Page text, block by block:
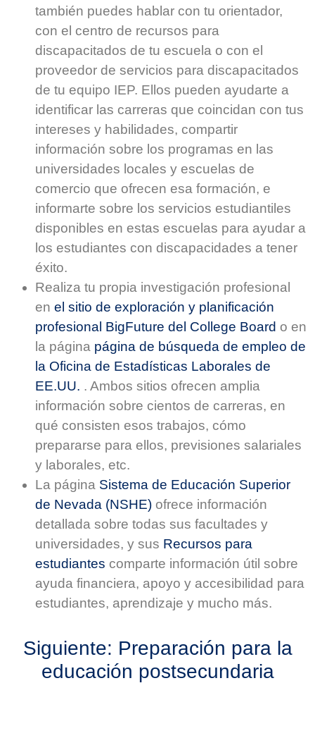
también puedes hablar con tu orientador,
con el centro de recursos para
discapacitados de tu escuela o con el
proveedor de servicios para discapacitados
de tu equipo IEP. Ellos pueden ayudarte a
identificar las carreras que coincidan con tus
intereses y habilidades, compartir
información sobre los programas en las
universidades locales y escuelas de
comercio que ofrecen esa formación, e
informarte sobre los servicios estudiantiles
disponibles en estas escuelas para ayudar a
los estudiantes con discapacidades a tener
éxito.
Realiza tu propia investigación profesional
en el sitio de exploración y planificación
profesional BigFuture del College Board o en
la página página de búsqueda de empleo de
la Oficina de Estadísticas Laborales de
EE.UU. . Ambos sitios ofrecen amplia
información sobre cientos de carreras, en
qué consisten esos trabajos, cómo
prepararse para ellos, previsiones salariales
y laborales, etc.
La página Sistema de Educación Superior
de Nevada (NSHE) ofrece información
detallada sobre todas sus facultades y
universidades, y sus Recursos para
estudiantes comparte información útil sobre
ayuda financiera, apoyo y accesibilidad para
estudiantes, aprendizaje y mucho más.
Siguiente: Preparación para la
educación postsecundaria